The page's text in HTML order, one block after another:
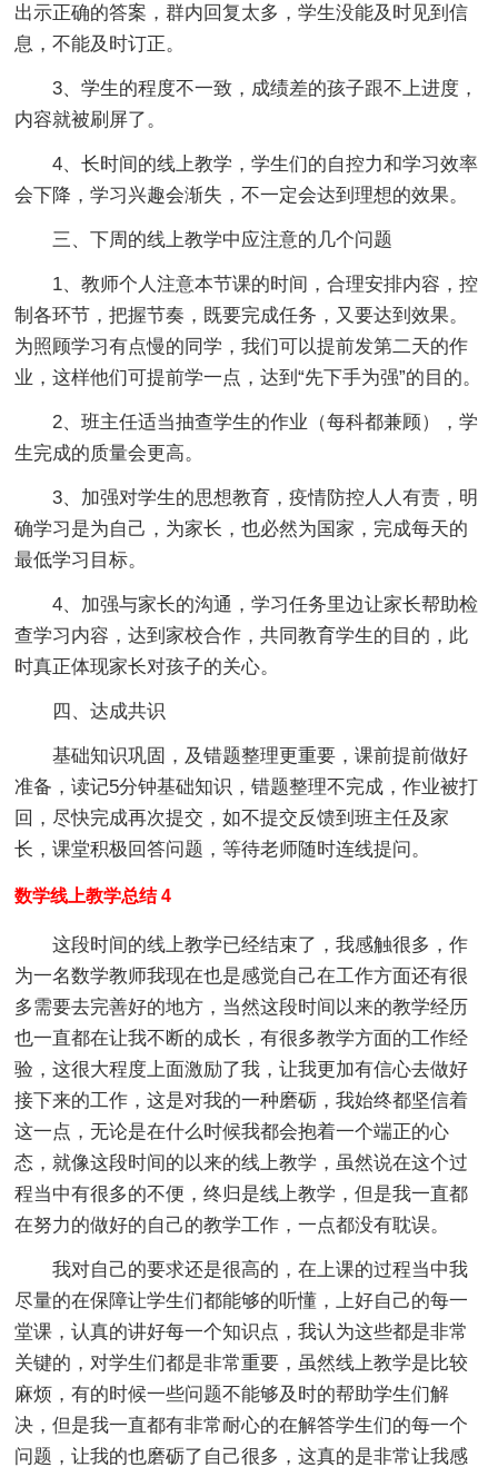
出示正确的答案，群内回复太多，学生没能及时见到信
息，不能及时订正。
3、学生的程度不一致，成绩差的孩子跟不上进度，
内容就被刷屏了。
4、长时间的线上教学，学生们的自控力和学习效率
会下降，学习兴趣会渐失，不一定会达到理想的效果。
三、下周的线上教学中应注意的几个问题
1、教师个人注意本节课的时间，合理安排内容，控
制各环节，把握节奏，既要完成任务，又要达到效果。
为照顾学习有点慢的同学，我们可以提前发第二天的作
业，这样他们可提前学一点，达到“先下手为强”的目的。
2、班主任适当抽查学生的作业（每科都兼顾），学
生完成的质量会更高。
3、加强对学生的思想教育，疫情防控人人有责，明
确学习是为自己，为家长，也必然为国家，完成每天的
最低学习目标。
4、加强与家长的沟通，学习任务里边让家长帮助检
查学习内容，达到家校合作，共同教育学生的目的，此
时真正体现家长对孩子的关心。
四、达成共识
基础知识巩固，及错题整理更重要，课前提前做好
准备，读记5分钟基础知识，错题整理不完成，作业被打
回，尽快完成再次提交，如不提交反馈到班主任及家
长，课堂积极回答问题，等待老师随时连线提问。
数学线上教学总结 4
这段时间的线上教学已经结束了，我感触很多，作
为一名数学教师我现在也是感觉自己在工作方面还有很
多需要去完善好的地方，当然这段时间以来的教学经历
也一直都在让我不断的成长，有很多教学方面的工作经
验，这很大程度上面激励了我，让我更加有信心去做好
接下来的工作，这是对我的一种磨砺，我始终都坚信着
这一点，无论是在什么时候我都会抱着一个端正的心
态，就像这段时间的以来的线上教学，虽然说在这个过
程当中有很多的不便，终归是线上教学，但是我一直都
在努力的做好的自己的教学工作，一点都没有耽误。
我对自己的要求还是很高的，在上课的过程当中我
尽量的在保障让学生们都能够的听懂，上好自己的每一
堂课，认真的讲好每一个知识点，我认为这些都是非常
关键的，对学生们都是非常重要，虽然线上教学是比较
麻烦，有的时候一些问题不能够及时的帮助学生们解
决，但是我一直都有非常耐心的在解答学生们的每一个
问题，让我的也磨砺了自己很多，这真的是非常让我感